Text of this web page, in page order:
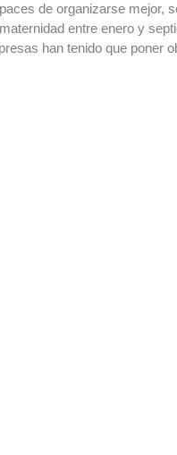
de organizarse mejor,
entre enero y
han tenido que poner